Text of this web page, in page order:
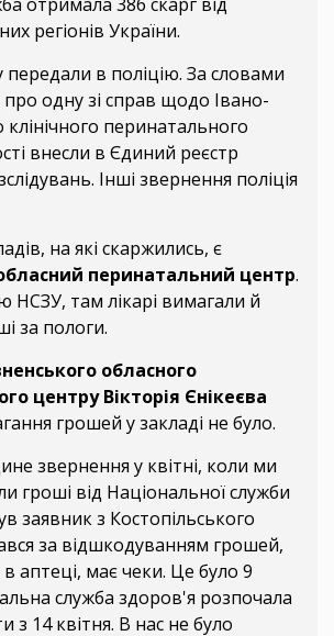
регіонів України.
передали в поліцію. За словами
одну зі справ щодо Івано-
клінічного перинатального
внесли в Єдиний реєстр
Інші звернення поліція
на які скаржились, є
перинатальний центр.
НСЗУ, там лікарі вимагали й
за пологи.
обласного
центру Вікторія Єнікеєва
грошей у закладі не було.
звернення у квітні, коли ми
гроші від Національної служби
заявник з Костопільського
за відшкодуванням грошей,
в аптеці, має чеки. Це було 9
служба здоров'я розпочала
з 14 квітня. В нас не було